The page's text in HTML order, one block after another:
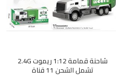
شاحنة قمامة 1:12 ريموت 2.4G
تشمل الشحن 11 قناة